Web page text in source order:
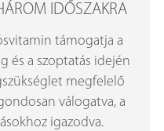
IDŐSZAKRA
támogatja a
és a szoptatás idején
megfelelő
válogatva, a
igazodva.